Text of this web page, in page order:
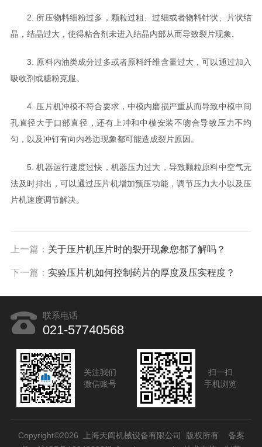
2. 所压物料细粉过多，颗粒过粗、过细或者物料针状、片状结
晶，结晶过大，使得粘合剂未进入结晶内部从而导致裂片现象.
3. 原料内油类成分过多或者原料纤维含量过大，可以通过加入
吸收剂或糖粉克服。
4. 压片机冲模不符合要求，中模内磨损严重从而导致中模中间
孔直径大于口部直径，还有上冲和中模安装不吻合导致压力不均
匀，以及冲钉有向内卷边现象都可能造成裂片原因。
5. 机器运行速度过快，机器压力过大，导致颗粒原料中空气无
法及时排出，可以通过压片机增加预压功能，调节压力大小以及压
片机速度调节解决。
上一篇： 关于压片机压片时的裂开现象您都了解吗？
下一篇： 实验压片机如何控制药片的厚度及压实程度？
联系电话
021-57740568
关注我们
微信账号
扫一扫
手机浏览
Copyright©2026 上海天阖机械设备有限公司 版权所有 备案